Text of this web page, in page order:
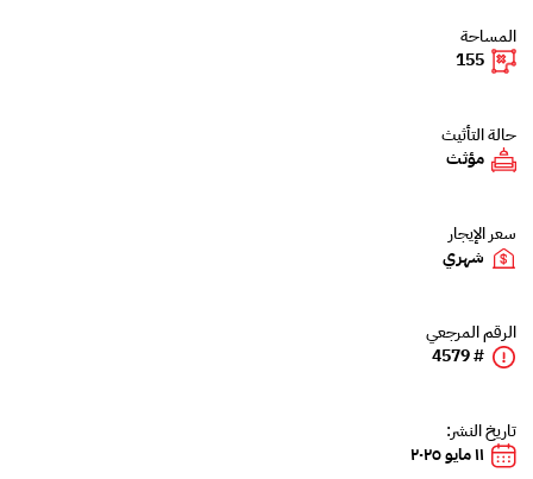
المساحة
155
حالة التأثيث
مؤثث
سعر الإيجار
شهري
الرقم المرجعي
# 4579
تاريخ النشر:
١١ مايو ٢٠٢٥